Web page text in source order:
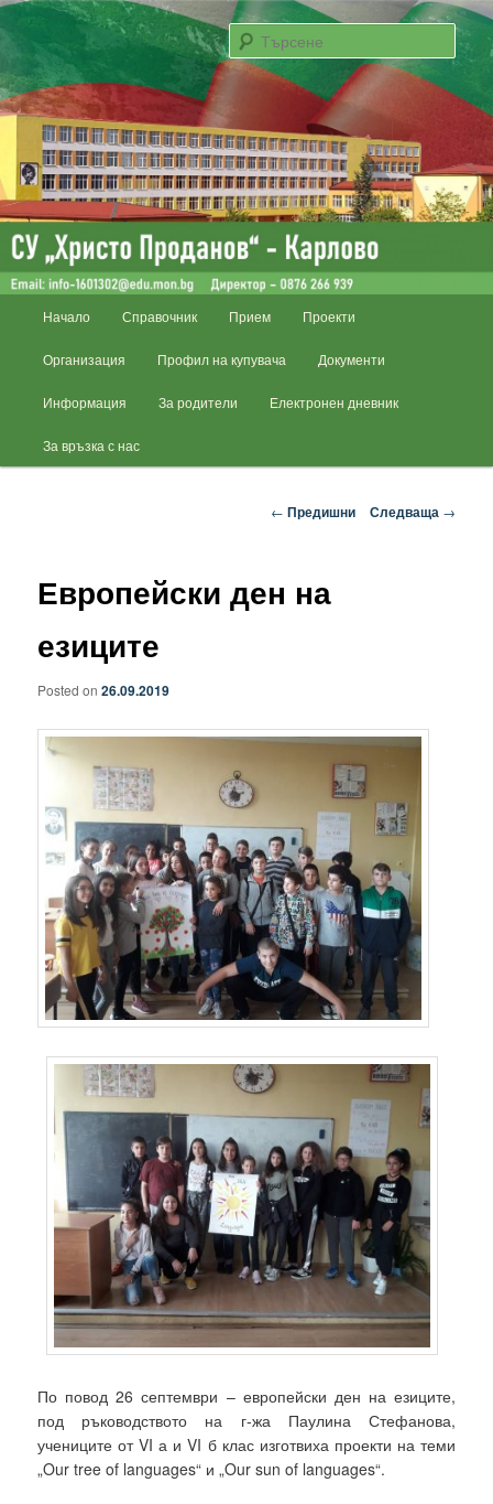
СУ „Христо Проданов“ – Карлово
Email: info-1601302@edu.mon.bg; Директор – 0876 266 939
Към
основното
съдържание
Начало Справочник Прием Проекти
Организация Профил на купувача Документи
Информация За родители Електронен дневник
За връзка с нас
Навигация
← Предишни Следваща →
Европейски ден на
езиците
Posted on26.09.2019
По повод 26 септември – европейски ден на езиците,
под ръководството на г-жа Паулина Стефанова,
учениците от VI а и VI б клас изготвиха проекти на теми
„Our tree of languages“ и „Our sun of languages“.